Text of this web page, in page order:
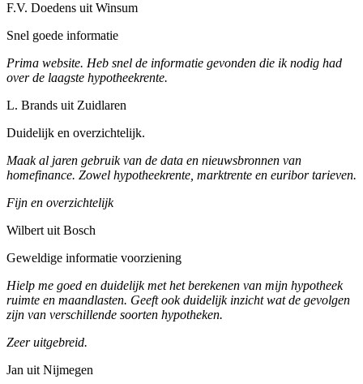
F.V. Doedens uit Winsum
Snel goede informatie
Prima website. Heb snel de informatie gevonden die ik nodig had
over de laagste hypotheekrente.
L. Brands uit Zuidlaren
Duidelijk en overzichtelijk.
Maak al jaren gebruik van de data en nieuwsbronnen van
homefinance. Zowel hypotheekrente, marktrente en euribor tarieven.
Fijn en overzichtelijk
Wilbert uit Bosch
Geweldige informatie voorziening
Hielp me goed en duidelijk met het berekenen van mijn hypotheek
ruimte en maandlasten. Geeft ook duidelijk inzicht wat de gevolgen
zijn van verschillende soorten hypotheken.
Zeer uitgebreid.
Jan uit Nijmegen